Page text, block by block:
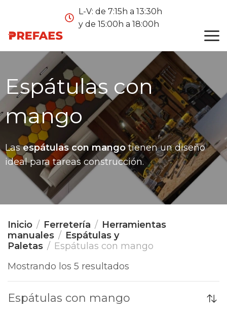
L-V: de 7:15h a 13:30h
y de 15:00h a 18:00h
Espátulas con
mango
Lasespátulas con mangotienen un diseño
ideal para tareas construcción.
Inicio Ferretería
Herramientas
manuales
Espátulas y
Paletas
Espátulas con mango
Mostrando los 5 resultados
Espátulas con mango